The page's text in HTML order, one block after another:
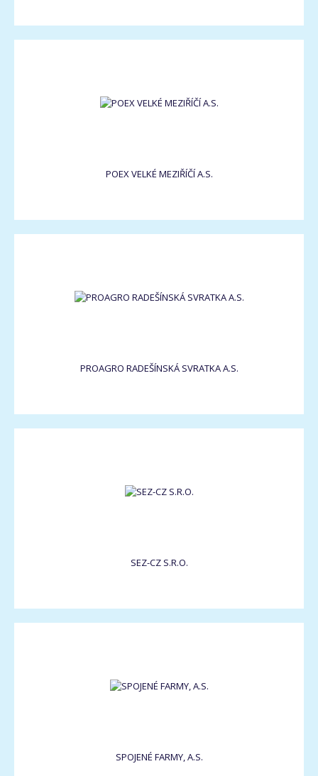
POEX VELKÉ MEZIŘÍČÍ A.S.
PROAGRO RADEŠÍNSKÁ SVRATKA A.S.
SEZ-CZ S.R.O.
SPOJENÉ FARMY, A.S.